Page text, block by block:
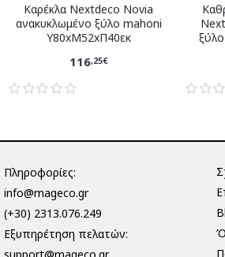
Καρέκλα Nextdeco Novia
ανακυκλωμένο ξύλο mahoni
Υ80xM52xΠ40εκ
116,25€
Πληροφορίες:
info@mageco.gr
(+30) 2313.076.249
Eξυπηρέτηση πελατών: